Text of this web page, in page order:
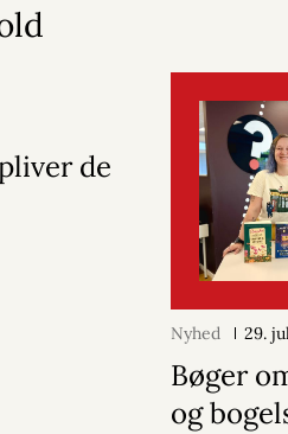
de
Nyhed 29.
Bøger
og